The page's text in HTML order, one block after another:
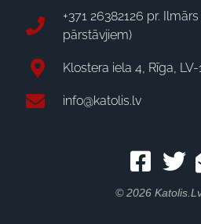
+371 26382126 pr.
pārstāvjiem)
Klostera iela 4, Rīga,
info@katolis.lv
© 2026